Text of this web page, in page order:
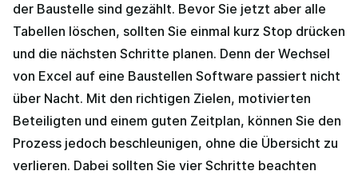
der Baustelle sind gezählt. Bevor Sie jetzt aber alle
Tabellen löschen, sollten Sie einmal kurz Stop drücken
und die nächsten Schritte planen. Denn der Wechsel
von Excel auf eine Baustellen Software passiert nicht
über Nacht. Mit den richtigen Zielen, motivierten
Beteiligten und einem guten Zeitplan, können Sie den
Prozess jedoch beschleunigen, ohne die Übersicht zu
verlieren. Dabei sollten Sie vier Schritte beachten